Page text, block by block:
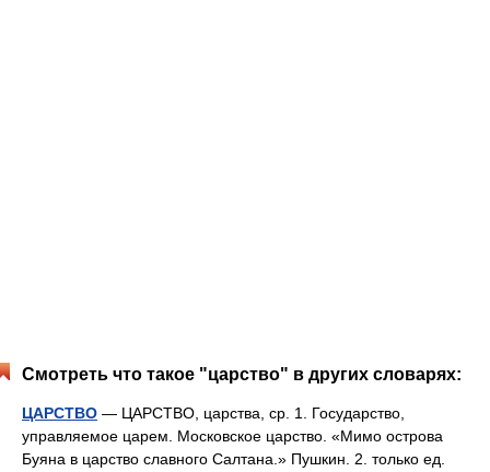
Смотреть что такое "царство" в других словарях:
ЦАРСТВО — ЦАРСТВО, царства, ср. 1. Государство,
управляемое царем. Московское царство. «Мимо острова
Буяна в царство славного Салтана.» Пушкин. 2. только ед.